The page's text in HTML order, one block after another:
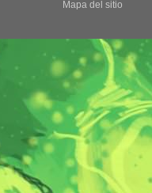
Mapa del sitio